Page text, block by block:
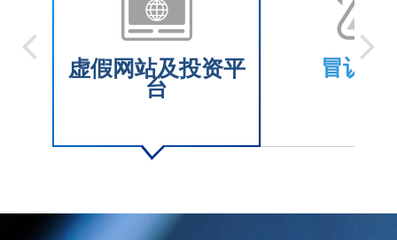
虚假网站及投资平
台
冒认职